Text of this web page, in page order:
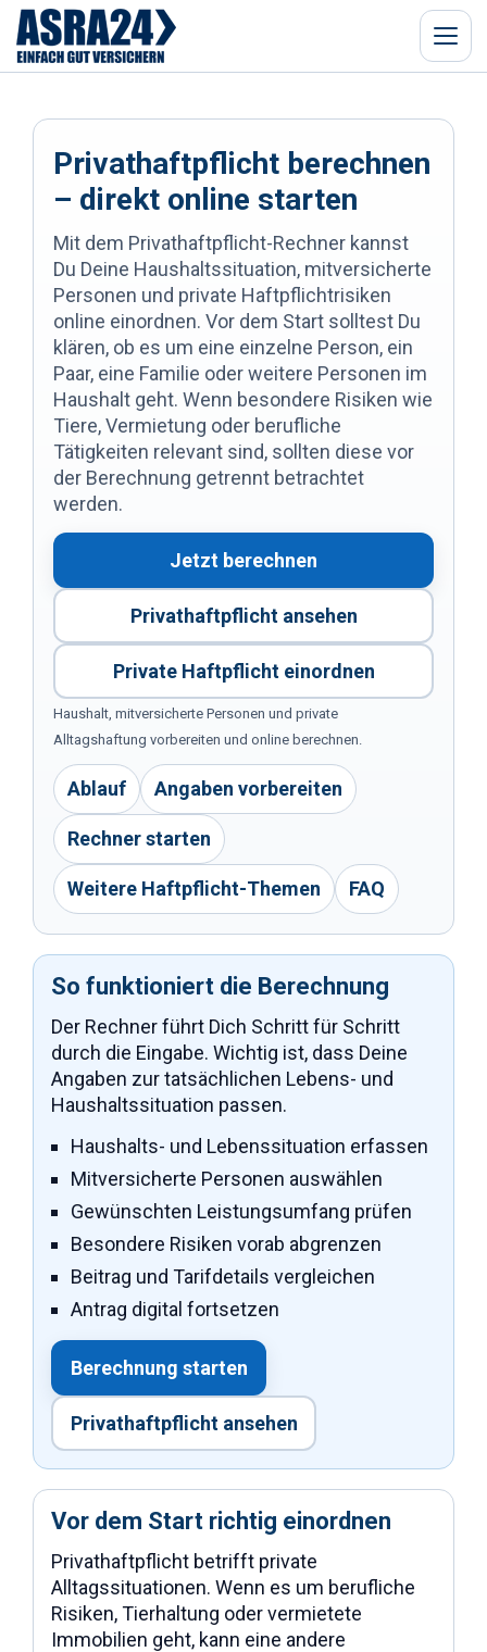
Menü
Privathaftpflicht berechnen
– direkt online starten
Mit dem Privathaftpflicht-Rechner kannst
Du Deine Haushaltssituation, mitversicherte
Personen und private Haftpflichtrisiken
online einordnen. Vor dem Start solltest Du
klären, ob es um eine einzelne Person, ein
Paar, eine Familie oder weitere Personen im
Haushalt geht. Wenn besondere Risiken wie
Tiere, Vermietung oder berufliche
Tätigkeiten relevant sind, sollten diese vor
der Berechnung getrennt betrachtet
werden.
Jetzt berechnen
Privathaftpflicht ansehen
Private Haftpflicht einordnen
Haushalt, mitversicherte Personen und private
Alltagshaftung vorbereiten und online berechnen.
Ablauf Angaben vorbereiten
Rechner starten
Weitere Haftpflicht-Themen FAQ
So funktioniert die Berechnung
Der Rechner führt Dich Schritt für Schritt
durch die Eingabe. Wichtig ist, dass Deine
Angaben zur tatsächlichen Lebens- und
Haushaltssituation passen.
Haushalts- und Lebenssituation erfassen
Mitversicherte Personen auswählen
Gewünschten Leistungsumfang prüfen
Besondere Risiken vorab abgrenzen
Beitrag und Tarifdetails vergleichen
Antrag digital fortsetzen
Berechnung starten
Privathaftpflicht ansehen
Vor dem Start richtig einordnen
Privathaftpflicht betrifft private
Alltagssituationen. Wenn es um berufliche
Risiken, Tierhaltung oder vermietete
Immobilien geht, kann eine andere